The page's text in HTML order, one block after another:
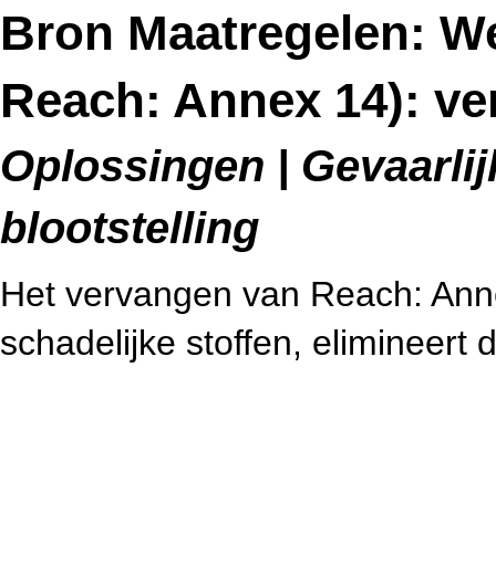
Bron Maatregelen:
Reach: Annex 14):
Oplossingen |
blootstelling
Het vervangen van Reach:
schadelijke stoffen, elimineert